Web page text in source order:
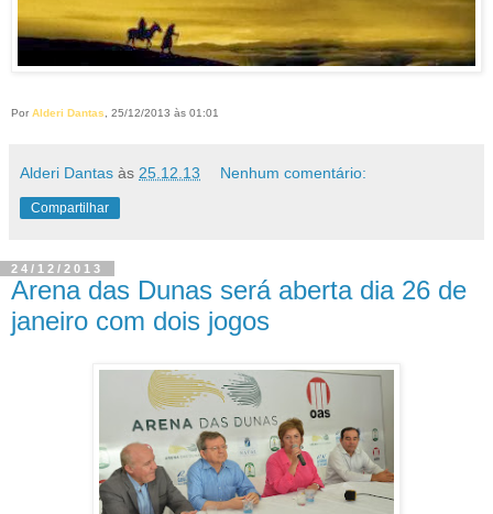
Por Alderi Dantas , 25/12/2013 às 01:01
Alderi Dantas às 25.12.13 Nenhum comentário:
Compartilhar
24/12/2013
Arena das Dunas será aberta dia 26 de
janeiro com dois jogos